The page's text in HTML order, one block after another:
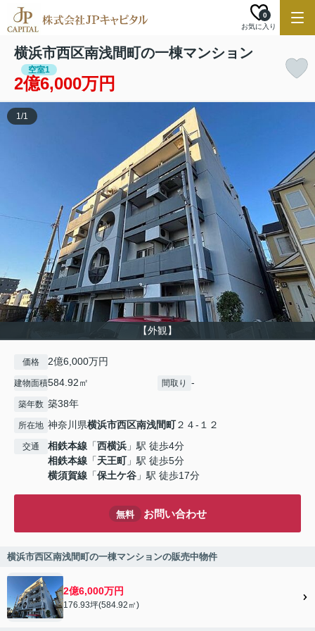
お気に入り
0
横浜市西区南浅間町の一棟マンション
空室1
2億6,000万円
【外観】
1/1
価格 2億6,000万円
建物面積584.92㎡ 間取り -
築年数 築38年
所在地 神奈川県横浜市西区南浅間町２４-１２
交通 相鉄本線 「西横浜 」駅 徒歩4分
相鉄本線 「天王町」駅 徒歩5分
横須賀線 「保土ケ谷 」駅 徒歩17分
無料 お問い合わせ
横浜市西区南浅間町の一棟マンションの販売中物件
2億6,000万円
176.93坪(584.92㎡)